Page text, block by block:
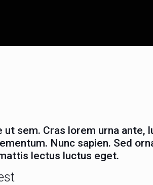
sem. Cras lorem urna ante,
Nunc sapien. Sed
lectus luctus eget.